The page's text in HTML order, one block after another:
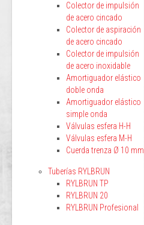
Colector de impulsión
de acero cincado
Colector de aspiración
de acero cincado
Colector de impulsión
de acero inoxidable
Amortiguador elástico
doble onda
Amortiguador elástico
simple onda
Válvulas esfera H-H
Válvulas esfera M-H
Cuerda trenza Ø 10 mm
Tuberías RYLBRUN
RYLBRUN TP
RYLBRUN 20
RYLBRUN Profesional